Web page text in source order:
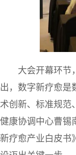
大会开幕环节
出，数字新疗愈是
术创新、标准规范
健康协调中心曹锡
新疗愈产业白皮书